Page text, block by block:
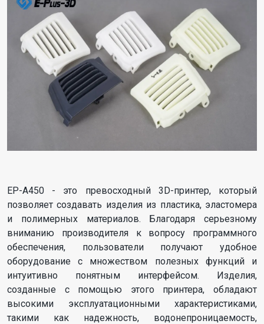
EP-A450 - это превосходный 3D-принтер, который
позволяет создавать изделия из пластика, эластомера
и полимерных материалов. Благодаря серьезному
вниманию производителя к вопросу программного
обеспечения, пользователи получают удобное
оборудование с множеством полезных функций и
интуитивно понятным интерфейсом. Изделия,
созданные с помощью этого принтера, обладают
высокими эксплуатационными характеристиками,
такими как надежность, водонепроницаемость,